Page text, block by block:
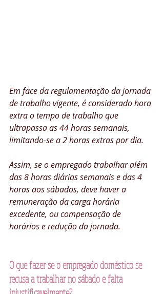
Em face da regulamentação da jornada
de trabalho vigente, é considerado hora
extra o tempo de trabalho que
ultrapassa as 44 horas semanais,
limitando-se a 2 horas extras por dia.
Assim, se o empregado trabalhar além
das 8 horas diárias semanais e das 4
horas aos sábados, deve haver a
remuneração da carga horária
excedente, ou compensação de
horários e redução da jornada.
O que fazer se o empregado doméstico se
recusa a trabalhar no sábado e falta